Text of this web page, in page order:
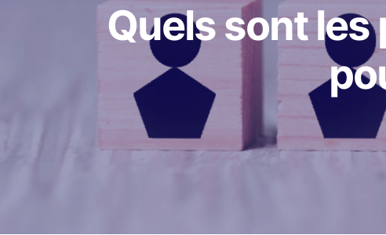
Quels sont